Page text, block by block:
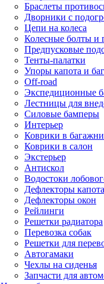
Браслеты
Дворники с
Цепи на колеса
Колесные болты и
Предпусковые
Тенты-палатки
Упоры капота и
Off-road
Экспедиционные
Лестницы для
Силовые бамперы
Интерьер
Коврики в
Коврики в салон
Экстерьер
Антискол
Водостоки
Дефлекторы капота
Дефлекторы окон
Рейлинги
Решетки радиатора
Перевозка собак
Решетки для
Автогамаки
Чехлы на сиденья
Запчасти для